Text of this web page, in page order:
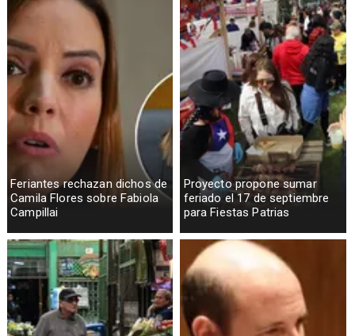
Feriantes rechazan dichos de
Camila Flores sobre Fabiola
Campillai
Proyecto propone sumar
feriado el 17 de septiembre
para Fiestas Patrias